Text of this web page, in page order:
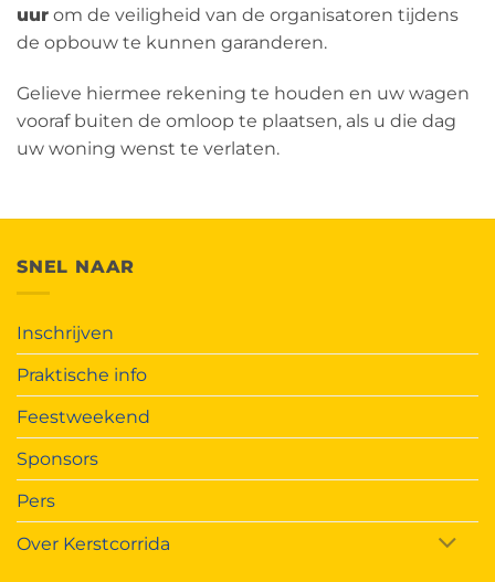
uur om de veiligheid van de organisatoren tijdens
de opbouw te kunnen garanderen.
Gelieve hiermee rekening te houden en uw wagen
vooraf buiten de omloop te plaatsen, als u die dag
uw woning wenst te verlaten.
SNEL NAAR
Inschrijven
Praktische info
Feestweekend
Sponsors
Pers
Over Kerstcorrida